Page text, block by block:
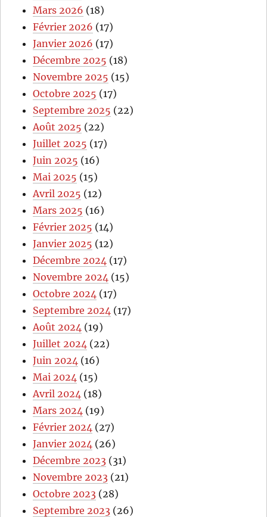
Mars 2026 (18)
Février 2026 (17)
Janvier 2026 (17)
Décembre 2025 (18)
Novembre 2025 (15)
Octobre 2025 (17)
Septembre 2025 (22)
Août 2025 (22)
Juillet 2025 (17)
Juin 2025 (16)
Mai 2025 (15)
Avril 2025 (12)
Mars 2025 (16)
Février 2025 (14)
Janvier 2025 (12)
Décembre 2024 (17)
Novembre 2024 (15)
Octobre 2024 (17)
Septembre 2024 (17)
Août 2024 (19)
Juillet 2024 (22)
Juin 2024 (16)
Mai 2024 (15)
Avril 2024 (18)
Mars 2024 (19)
Février 2024 (27)
Janvier 2024 (26)
Décembre 2023 (31)
Novembre 2023 (21)
Octobre 2023 (28)
Septembre 2023 (26)